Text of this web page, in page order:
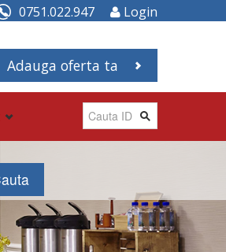
0751.022.947 Login
Adauga oferta ta